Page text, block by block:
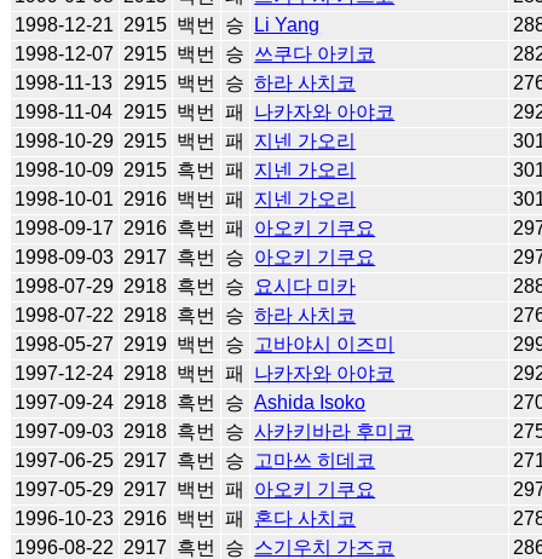
1998-12-21 2915 백번 승 Li Yang
1998-12-07 2915 백번 승 쓰쿠다 아키코
1998-11-13 2915 백번 승 하라 사치코
1998-11-04 2915 백번 패 나카자와 아야코
1998-10-29 2915 백번 패 지넨 가오리
1998-10-09 2915 흑번 패 지넨 가오리
1998-10-01 2916 백번 패 지넨 가오리
1998-09-17 2916 흑번 패 아오키 기쿠요
1998-09-03 2917 흑번 승 아오키 기쿠요
1998-07-29 2918 흑번 승 요시다 미카
1998-07-22 2918 흑번 승 하라 사치코
1998-05-27 2919 백번 승 고바야시 이즈미
1997-12-24 2918 백번 패 나카자와 아야코
1997-09-24 2918 흑번 승 Ashida Isoko
1997-09-03 2918 흑번 승 사카키바라 후미코
1997-06-25 2917 흑번 승 고마쓰 히데코
1997-05-29 2917 백번 패 아오키 기쿠요
1996-10-23 2916 백번 패 혼다 사치코
1996-08-22 2917 흑번 승 스기우치 가즈코